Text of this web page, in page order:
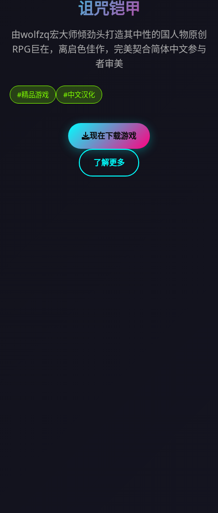
诅咒铠甲
由wolfzq宏大师倾劲头打造其中性的国人物原创
RPG巨在，离启色佳作，完美契合简体中文参与
者审美
#精品游戏 #中文汉化
现在下载游戏
了解更多